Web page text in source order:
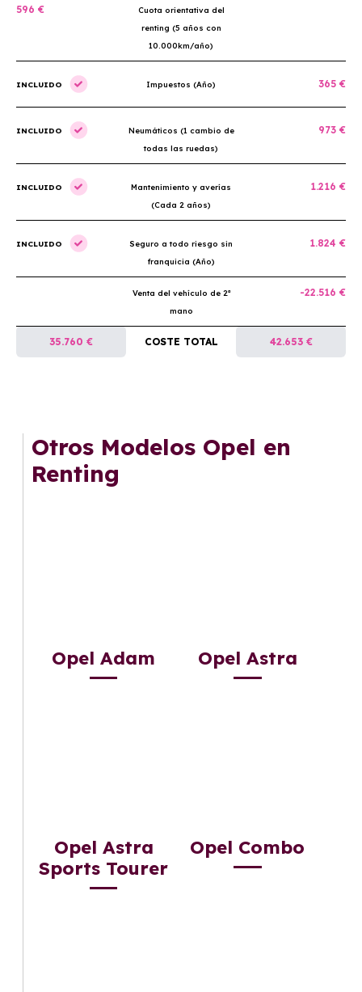
596 €
Cuota orientativa del
renting (5 años con
10.000km/año)
INCLUIDO Impuestos (Año) 365 €
INCLUIDO
Neumáticos (1 cambio de
todas las ruedas)
973 €
INCLUIDO
Mantenimiento y averías
(Cada 2 años)
1.216 €
INCLUIDO
Seguro a todo riesgo sin
franquicia (Año)
1.824 €
Venta del vehículo de 2ª
mano
-22.516 €
35.760 € COSTE TOTAL 42.653 €
Otros Modelos Opel en
Renting
Opel Adam Opel Astra
Opel Astra
Sports Tourer
Opel Combo